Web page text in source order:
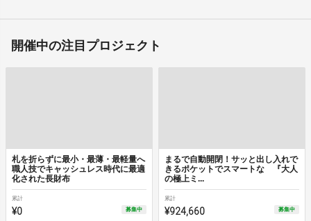
開催中の注目プロジェクト
札を折らずに最小・最薄・最軽量へ
職人技でキャッシュレス時代に最適
化された長財布
累計
¥0 募集中
まるで自動開閉！サッと出し入れで
きるポケットでスマートな 『大人
の極上ミ...
累計
¥924,660 募集中